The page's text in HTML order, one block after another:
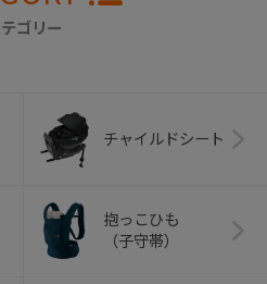
ゴリー
チャイルドシート
抱っこひも
（子守帯）